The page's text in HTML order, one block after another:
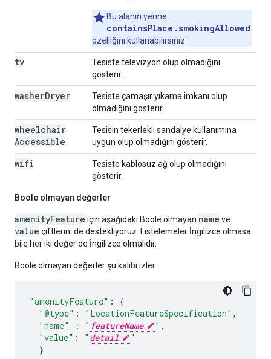
Bu alanın yerine
containsPlace.smokingAllowed
özelliğini kullanabilirsiniz.
tv
Tesiste televizyon olup olmadığını
gösterir.
washerDryer
Tesiste çamaşır yıkama imkanı olup
olmadığını gösterir.
wheelchair
Accessible
Tesisin tekerlekli sandalye kullanımına
uygun olup olmadığını gösterir.
wifi
Tesiste kablosuz ağ olup olmadığını
gösterir.
Boole olmayan değerler
amenityFeature için aşağıdaki Boole olmayan name ve
value çiftlerini de destekliyoruz. Listelemeler İngilizce olmasa
bile her iki değer de İngilizce olmalıdır.
Boole olmayan değerler şu kalıbı izler:
"amenityFeature" :
{
"@type" : "LocationFeatureSpecification" ,
"name"
: " featureName " ,
"value" : " detail
"
}